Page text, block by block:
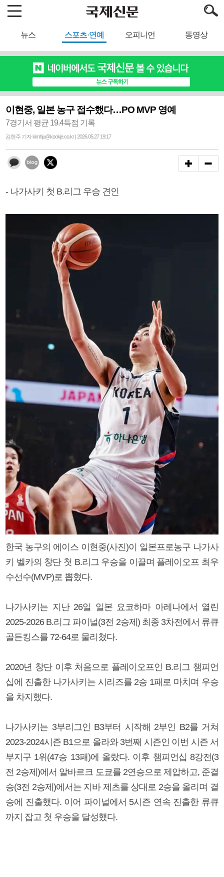
뉴스 스포츠·연예 오피니언 동영상
이현중, 일본 농구 접수했다…PO MVP 영예
7경기서 평균 19.4득점 기록
김현주 기자 kimhju@kookje.co.kr | 2026.05.27 19:17
- 나가사키 첫 B.리그 우승 견인
한국 농구의 에이스 이현중(사진)이 일본프로농구 나가사
키 벨카의 창단 첫 B.리그 우승을 이끌며 플레이오프 최우
수선수(MVP)로 뽑혔다.
나가사키는 지난 26일 일본 요코하마 아레나에서 열린
2025-2026 B.리그 파이널(3전 2승제) 최종 3차전에서 류큐
골든킹스를 72-64로 물리쳤다.
2020년 창단 이후 처음으로 플레이오프인 B.리그 챔피언
십에 진출한 나가사키는 시리즈를 2승 1패로 마치며 우승
을 차지했다.
나가사키는 3부리그인 B3부터 시작해 2부인 B2를 거쳐
2023-2024시즌 B1으로 올라와 3번째 시즌인 이번 시즌 서
부지구 1위(47승 13패)에 올랐다. 이후 챔피언십 8강전(3
전 2승제)에서 알바르크 도쿄를 2연승으로 제압하고, 준결
승(3전 2승제)에서는 지바 제츠를 상대로 2승을 올리며 결
승에 진출했다. 이어 파이널에서 5시즌 연속 진출한 류큐
까지 잡고 첫 우승을 달성했다.